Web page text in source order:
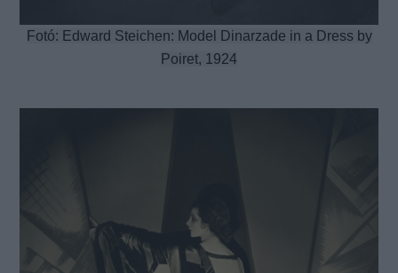
Fotó: Edward Steichen: Model Dinarzade in a Dress by
Poiret, 1924